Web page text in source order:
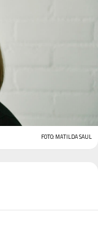
FOTO: MATILDA SAUL